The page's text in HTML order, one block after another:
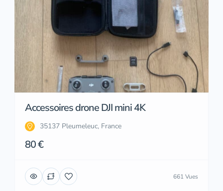
Accessoires drone DJI mini 4K
35137 Pleumeleuc, France
80 €
661 Vues